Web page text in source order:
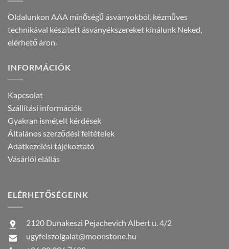
Oldalunkon AAA minőségű ásványokból, kézműves
technikával készített ásványékszereket kínálunk Neked,
elérhető áron.
INFORMÁCIÓK
Kapcsolat
Szállítási információk
Gyakran ismételt kérdések
Általános szerződési feltételek
Adatkezelési tájékoztató
Vásárlói elállás
ELÉRHETŐSÉGEINK
2120 Dunakeszi Pejachevich Albert u. 4/2
ugyfelszolgalat@moonstone.hu